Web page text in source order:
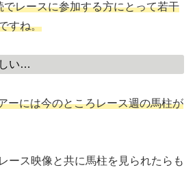
レースに参加する方にとって若干
すね。
い…
ーには今のところレース週の馬柱が
ース映像と共に馬柱を見られたらも